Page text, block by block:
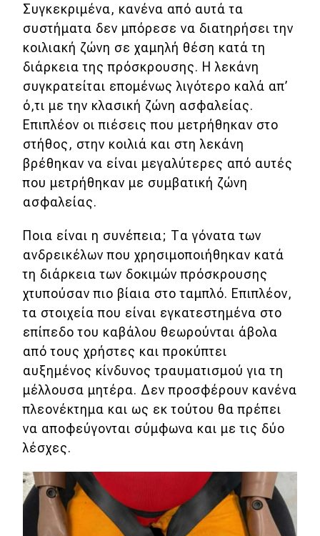
Συγκεκριμένα, κανένα από αυτά τα
συστήματα δεν μπόρεσε να διατηρήσει την
κοιλιακή ζώνη σε χαμηλή θέση κατά τη
διάρκεια της πρόσκρουσης. Η λεκάνη
συγκρατείται επομένως λιγότερο καλά απ’
ό,τι με την κλασική ζώνη ασφαλείας.
Επιπλέον οι πιέσεις που μετρήθηκαν στο
στήθος, στην κοιλιά και στη λεκάνη
βρέθηκαν να είναι μεγαλύτερες από αυτές
που μετρήθηκαν με συμβατική ζώνη
ασφαλείας.
Ποια είναι η συνέπεια; Τα γόνατα των
ανδρεικέλων που χρησιμοποιήθηκαν κατά
τη διάρκεια των δοκιμών πρόσκρουσης
χτυπούσαν πιο βίαια στο ταμπλό. Επιπλέον,
τα στοιχεία που είναι εγκατεστημένα στο
επίπεδο του καβάλου θεωρούνται άβολα
από τους χρήστες και προκύπτει
αυξημένος κίνδυνος τραυματισμού για τη
μέλλουσα μητέρα. Δεν προσφέρουν κανένα
πλεονέκτημα και ως εκ τούτου θα πρέπει
να αποφεύγονται σύμφωνα και με τις δύο
λέσχες.